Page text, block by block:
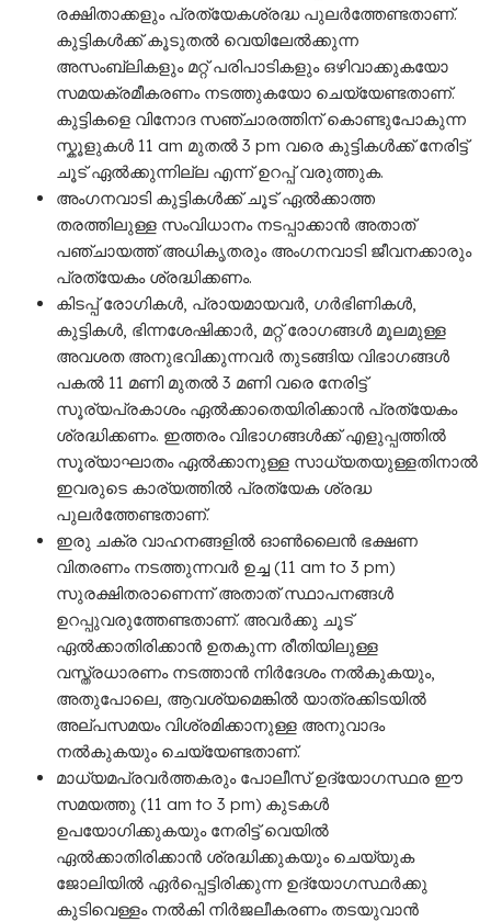
രക്ഷിതാക്കളും പ്രത്യേകശ്രദ്ധ പുലർത്തേണ്ടതാണ്.
കുട്ടികൾക്ക് കൂടുതൽ വെയിലേൽക്കുന്ന
അസംബ്ലികളും മറ്റ് പരിപാടികളും ഒഴിവാക്കുകയോ
സമയക്രമീകരണം നടത്തുകയോ ചെയ്യേണ്ടതാണ്.
കുട്ടികളെ വിനോദ സഞ്ചാരത്തിന് കൊണ്ടുപോകുന്ന
സ്കൂളുകൾ 11 am മുതൽ 3 pm വരെ കുട്ടികൾക്ക് നേരിട്ട്
ചൂട് ഏൽക്കുന്നില്ല എന്ന് ഉറപ്പ് വരുത്തുക.
അംഗനവാടി കുട്ടികൾക്ക് ചൂട് ഏൽക്കാത്ത
തരത്തിലുള്ള സംവിധാനം നടപ്പാക്കാൻ അതാത്
പഞ്ചായത്ത് അധികൃതരും അംഗനവാടി ജീവനക്കാരും
പ്രത്യേകം ശ്രദ്ധിക്കണം.
കിടപ്പ് രോഗികൾ, പ്രായമായവർ, ഗർഭിണികൾ,
കുട്ടികൾ, ഭിന്നശേഷിക്കാർ, മറ്റ് രോഗങ്ങൾ മൂലമുള്ള
അവശത അനുഭവിക്കുന്നവർ തുടങ്ങിയ വിഭാഗങ്ങൾ
പകൽ 11 മണി മുതൽ 3 മണി വരെ നേരിട്ട്
സൂര്യപ്രകാശം ഏൽക്കാതെയിരിക്കാൻ പ്രത്യേകം
ശ്രദ്ധിക്കണം. ഇത്തരം വിഭാഗങ്ങൾക്ക് എളുപ്പത്തിൽ
സൂര്യാഘാതം ഏൽക്കാനുള്ള സാധ്യതയുള്ളതിനാൽ
ഇവരുടെ കാര്യത്തിൽ പ്രത്യേക ശ്രദ്ധ
പുലർത്തേണ്ടതാണ്.
ഇരു ചക്ര വാഹനങ്ങളിൽ ഓൺലൈൻ ഭക്ഷണ
വിതരണം നടത്തുന്നവർ ഉച്ച (11 am to 3 pm)
സുരക്ഷിതരാണെന്ന് അതാത് സ്ഥാപനങ്ങൾ
ഉറപ്പുവരുത്തേണ്ടതാണ്. അവർക്കു ചൂട്
ഏൽക്കാതിരിക്കാൻ ഉതകുന്ന രീതിയിലുള്ള
വസ്ത്രധാരണം നടത്താൻ നിർദേശം നൽകുകയും,
അതുപോലെ, ആവശ്യമെങ്കിൽ യാത്രക്കിടയിൽ
അല്പസമയം വിശ്രമിക്കാനുള്ള അനുവാദം
നൽകുകയും ചെയ്യേണ്ടതാണ്.
മാധ്യമപ്രവർത്തകരും പോലീസ് ഉദ്യോഗസ്ഥര ഈ
സമയത്തു (11 am to 3 pm) കുടകൾ
ഉപയോഗിക്കുകയും നേരിട്ട് വെയിൽ
ഏൽക്കാതിരിക്കാൻ ശ്രദ്ധിക്കുകയും ചെയ്യുക
ജോലിയിൽ ഏർപ്പെട്ടിരിക്കുന്ന ഉദ്യോഗസ്ഥർക്കു
കുടിവെള്ളം നൽകി നിർജലീകരണം തടയുവാൻ